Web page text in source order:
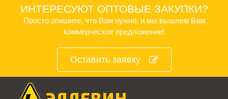
ИНТЕРЕСУЮТ ОПТОВЫЕ ЗАКУПКИ?
Просто опишите, что Вам нужно, и мы вышлем Вам
коммерческое предложение!
Оставить заявку